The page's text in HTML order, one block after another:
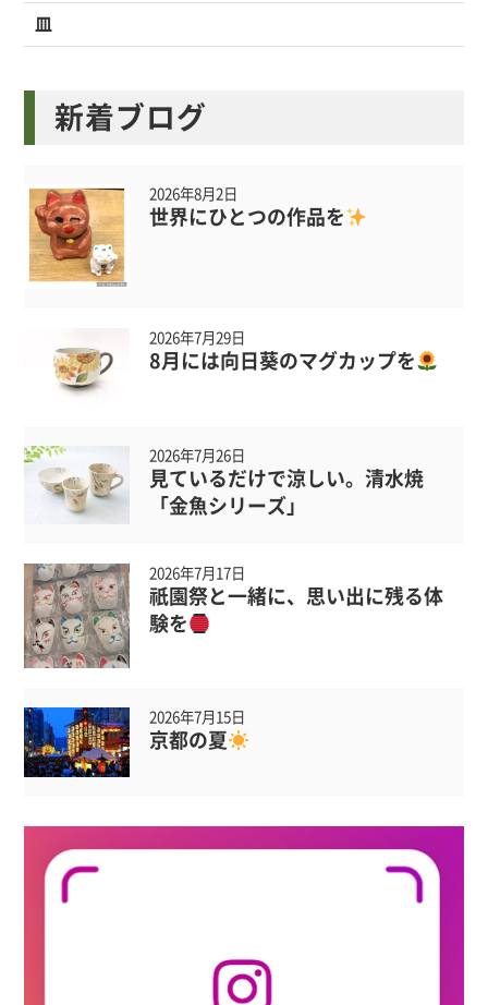
皿
新着ブログ
2026年8月2日
世界にひとつの作品を
2026年7月29日
8月には向日葵のマグカップを
2026年7月26日
見ているだけで涼しい。清水焼
「金魚シリーズ」
2026年7月17日
祇園祭と一緒に、思い出に残る体
験を
2026年7月15日
京都の夏